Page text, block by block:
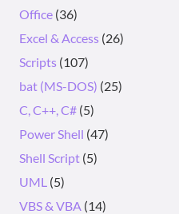
Office (36)
Excel & Access (26)
Scripts (107)
bat (MS-DOS) (25)
C, C++, C# (5)
Power Shell (47)
Shell Script (5)
UML (5)
VBS & VBA (14)